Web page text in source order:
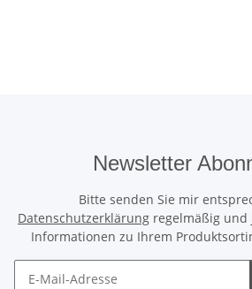
Newsletter
Bitte senden Sie mir
Datenschutzerklärung regelmäßig
Informationen zu Ihrem